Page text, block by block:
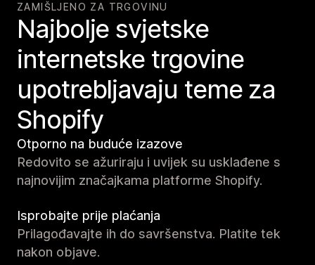
ZAMIŠLJENO ZA TRGOVINU
Najbolje svjetske
internetske trgovine
upotrebljavaju teme za
Shopify
Otporno na buduće izazove
Redovito se ažuriraju i uvijek su usklađene s
najnovijim značajkama platforme Shopify.
Isprobajte prije plaćanja
Prilagođavajte ih do savršenstva. Platite tek
nakon objave.